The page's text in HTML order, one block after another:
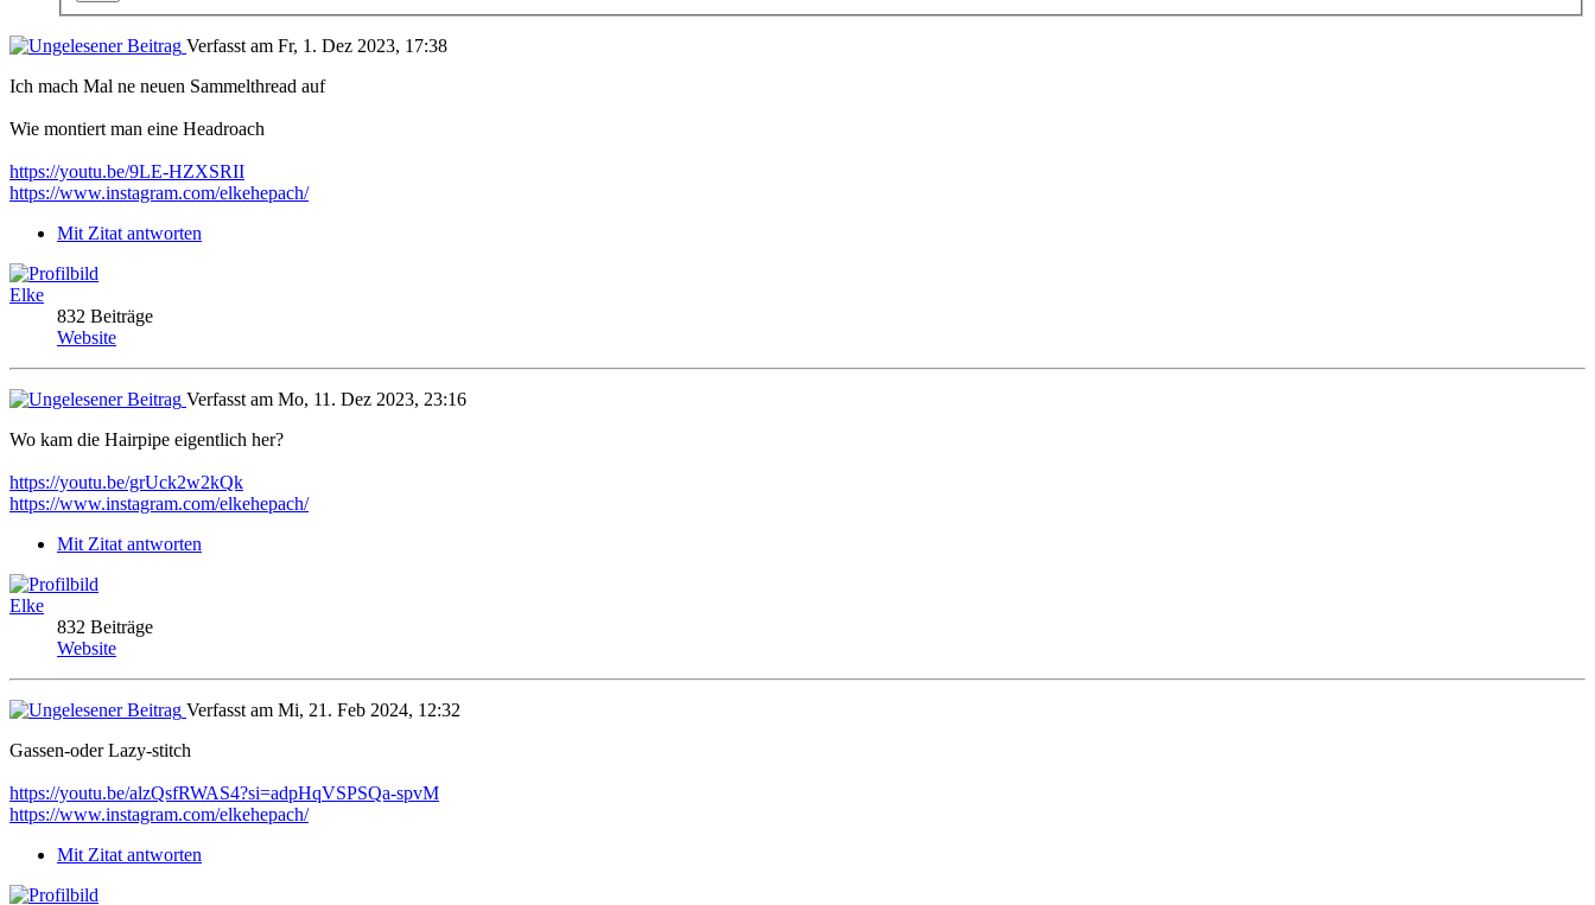
Verfasst am Fr, 1. Dez 2023, 17:38
Ich mach Mal ne neuen Sammelthread auf
Wie montiert man eine Headroach
https://youtu.be/9LE-HZXSRII
https://www.instagram.com/elkehepach/
Mit Zitat antworten
Elke
832 Beiträge
Website
Verfasst am Mo, 11. Dez 2023, 23:16
Wo kam die Hairpipe eigentlich her?
https://youtu.be/grUck2w2kQk
https://www.instagram.com/elkehepach/
Mit Zitat antworten
Elke
832 Beiträge
Website
Verfasst am Mi, 21. Feb 2024, 12:32
Gassen-oder Lazy-stitch
https://youtu.be/alzQsfRWAS4?si=adpHqVSPSQa-spvM
https://www.instagram.com/elkehepach/
Mit Zitat antworten